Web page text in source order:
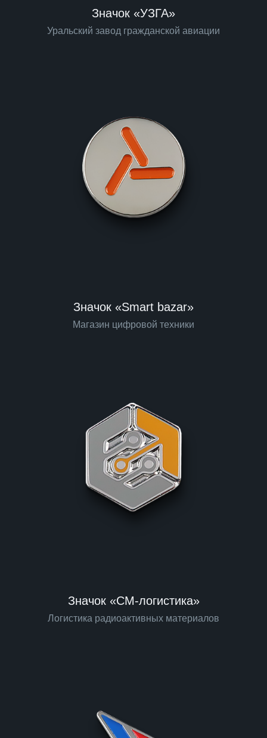
Значок «УЗГА»
Уральский завод гражданской авиации
Значок «Smart bazar»
Магазин цифровой техники
Значок «СМ-логистика»
Логистика радиоактивных материалов